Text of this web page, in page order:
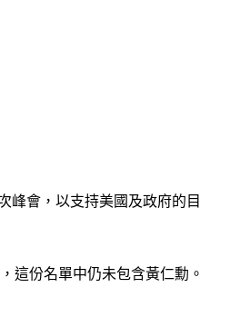
峰會，以支持美國及政府的目
這份名單中仍未包含黃仁勳。